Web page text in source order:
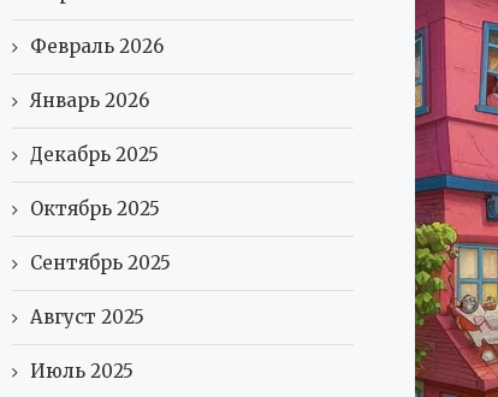
Февраль 2026
Январь 2026
Декабрь 2025
Октябрь 2025
Сентябрь 2025
Август 2025
Июль 2025